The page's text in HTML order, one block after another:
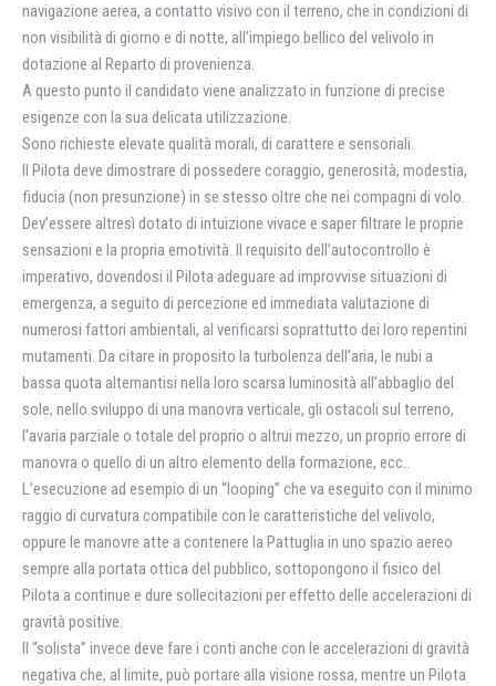
navigazione aerea, a contatto visivo con il terreno, che in condizioni di
non visibilità di giorno e di notte, all’impiego bellico del velivolo in
dotazione al Reparto di provenienza.
A questo punto il candidato viene analizzato in funzione di precise
esigenze con la sua delicata utilizzazione.
Sono richieste elevate qualità morali, di carattere e sensoriali.
Il Pilota deve dimostrare di possedere coraggio, generosità, modestia,
fiducia (non presunzione) in se stesso oltre che nei compagni di volo.
Dev’essere altresì dotato di intuizione vivace e saper filtrare le proprie
sensazioni e la propria emotività. Il requisito dell’autocontrollo è
imperativo, dovendosi il Pilota adeguare ad improvvise situazioni di
emergenza, a seguito di percezione ed immediata valutazione di
numerosi fattori ambientali, al verificarsi soprattutto dei loro repentini
mutamenti. Da citare in proposito la turbolenza dell’aria, le nubi a
bassa quota alternantisi nella loro scarsa luminosità all’abbaglio del
sole, nello sviluppo di una manovra verticale, gli ostacoli sul terreno,
l’avaria parziale o totale del proprio o altrui mezzo, un proprio errore di
manovra o quello di un altro elemento della formazione, ecc..
L’esecuzione ad esempio di un “looping” che va eseguito con il minimo
raggio di curvatura compatibile con le caratteristiche del velivolo,
oppure le manovre atte a contenere la Pattuglia in uno spazio aereo
sempre alla portata ottica del pubblico, sottopongono il fisico del
Pilota a continue e dure sollecitazioni per effetto delle accelerazioni di
gravità positive.
Il “solista” invece deve fare i conti anche con le accelerazioni di gravità
negativa che, al limite, può portare alla visione rossa, mentre un Pilota